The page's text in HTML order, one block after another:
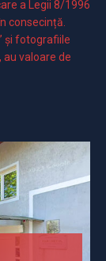
a Legii 8/1996
consecință.
și fotografiile
valoare de